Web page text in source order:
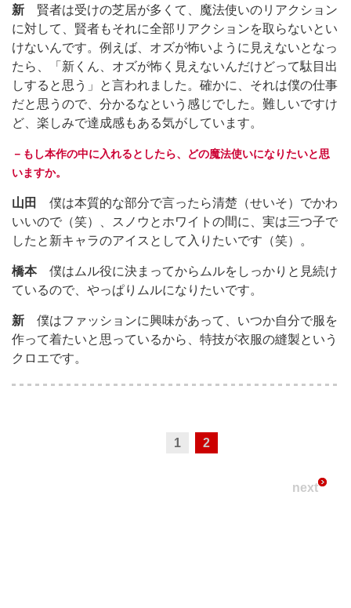
新 賢者は受けの芝居が多くて、魔法使いのリアクション
に対して、賢者もそれに全部リアクションを取らないとい
けないんです。例えば、オズが怖いように見えないとなっ
たら、「新くん、オズが怖く見えないんだけどって駄目出
しすると思う」と言われました。確かに、それは僕の仕事
だと思うので、分かるなという感じでした。難しいですけ
ど、楽しみで達成感もある気がしています。
－もし本作の中に入れるとしたら、どの魔法使いになりたいと思
いますか。
山田
僕は本質的な部分で言ったら清楚（せいそ）でかわ
いいので（笑）、スノウとホワイトの間に、実は三つ子で
したと新キャラのアイスとして入りたいです（笑）。
橋本僕はムル役に決まってからムルをしっかりと見続け
ているので、やっぱりムルになりたいです。
新 僕はファッションに興味があって、いつか自分で服を
作って着たいと思っているから、特技が衣服の縫製という
クロエです。
1 2
next